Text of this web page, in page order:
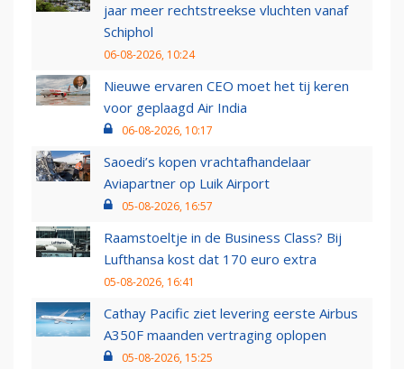
jaar meer rechtstreekse vluchten vanaf
Schiphol
06-08-2026, 10:24
Nieuwe ervaren CEO moet het tij keren
voor geplaagd Air India
06-08-2026, 10:17
Saoedi’s kopen vrachtafhandelaar
Aviapartner op Luik Airport
05-08-2026, 16:57
Raamstoeltje in de Business Class? Bij
Lufthansa kost dat 170 euro extra
05-08-2026, 16:41
Cathay Pacific ziet levering eerste Airbus
A350F maanden vertraging oplopen
05-08-2026, 15:25